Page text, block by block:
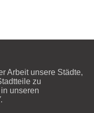
Arbeit unsere Städte,
zu
unseren